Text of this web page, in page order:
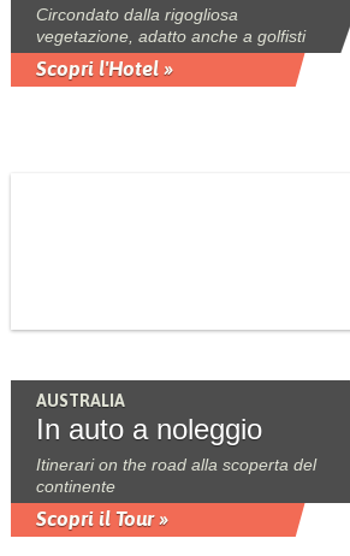
Circondato dalla rigogliosa
vegetazione, adatto anche a golfisti
Scopri l'Hotel »
AUSTRALIA
In auto a noleggio
Itinerari on the road alla scoperta del
continente
Scopri il Tour »